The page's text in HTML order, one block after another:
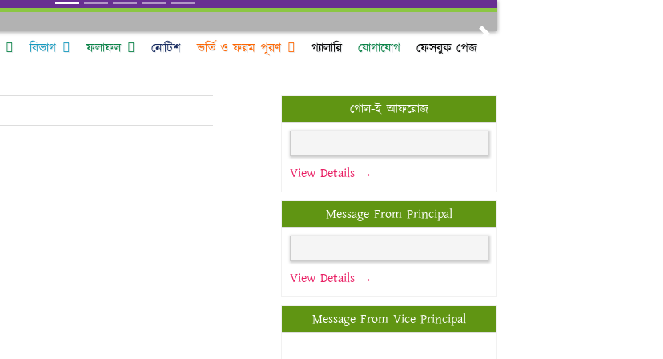
বিভাগ ফলাফল নোটিশ ভর্তি ও ফরম পূরণ গ্যালারি যোগাযোগ ফেসবুক পেজ
গোল-ই আফরোজ
View Details →
Message From Principal
View Details →
Message From Vice Principal